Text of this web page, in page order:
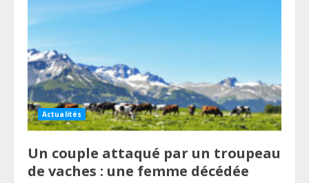
Actualités
Un couple attaqué par un troupeau
de vaches : une femme décédée